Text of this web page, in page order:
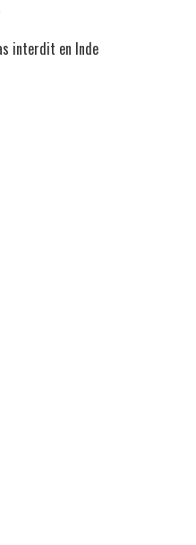
interdit en Inde